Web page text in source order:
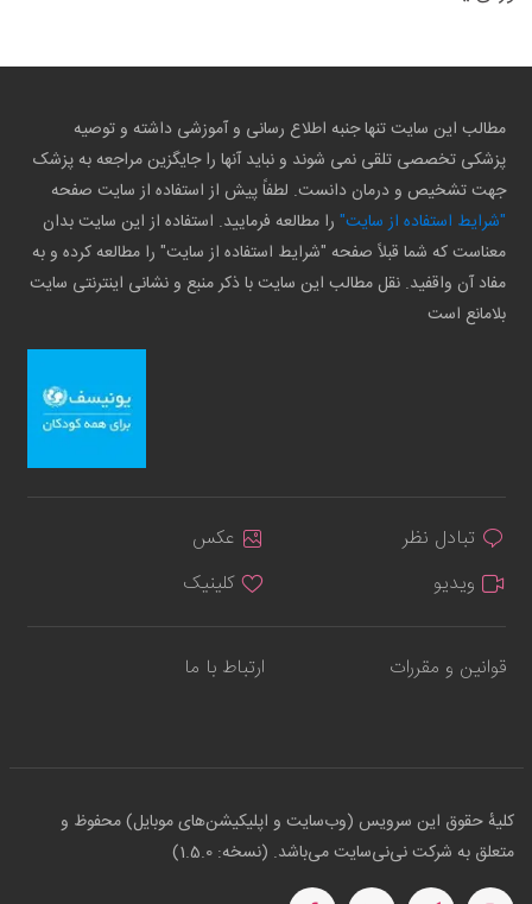
مطالب این سایت تنها جنبه اطلاع رسانی و آموزشی داشته و توصیه
پزشکی تخصصی تلقی نمی شوند و نباید آنها را جایگزین مراجعه به پزشک
جهت تشخیص و درمان دانست. لطفاً پیش از استفاده از سایت صفحه
"شرایط استفاده از سایت" را مطالعه فرمایید. استفاده از این سایت بدان
معناست که شما قبلاً صفحه "شرایط استفاده از سایت" را مطالعه کرده و به
مفاد آن واقفید. نقل مطالب این سایت با ذکر منبع و نشانی اینترنتی سایت
بلامانع است
تبادل نظر
عکس
ویدیو
کلینیک
قوانین و مقررات ارتباط با ما
کلیهٔ حقوق این سرویس (وب‌سایت و اپلیکیشن‌های موبایل) محفوظ و
متعلق به شرکت نی‌نی‌سایت می‌باشد. (نسخه: 1.5.0)